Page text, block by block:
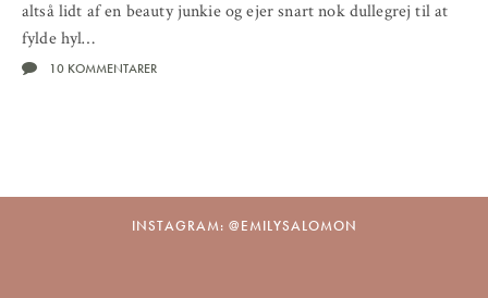
altså lidt af en beauty junkie og ejer snart nok dullegrej til at
fylde hyl…
10 KOMMENTARER
INSTAGRAM: @EMILYSALOMON